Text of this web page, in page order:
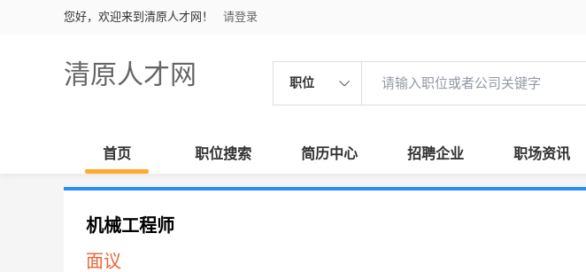
您好，欢迎来到清原人才网！ 请登录
清原人才网 职位
首页 职位搜索 简历中心 招聘企业 职场资讯
机械工程师
面议